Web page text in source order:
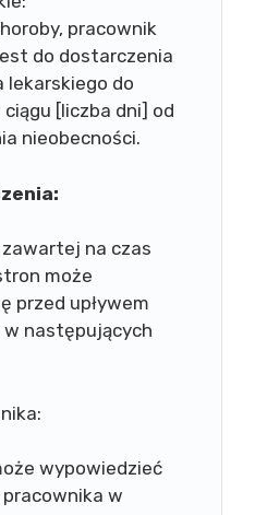
pracownik
do dostarczenia
lekarskiego do
[liczba dni] od
nieobecności.
na czas
może
przed upływem
następujących
wypowiedzieć
w